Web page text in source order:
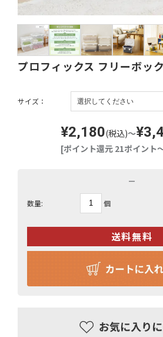
プロフィックス フリーボッ
¥2,180(税込)～
[ポイント還元 21ポイント
サイズ：
－
数量: 個